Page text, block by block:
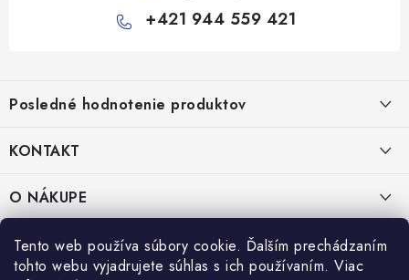
Tento web používa súbory cookie. Ďalším prechádzaním
tohto webu vyjadrujete súhlas s ich používaním. Viac
+421 944 559 421
p
ä
e
Posledné hodnotenie produktov
KONTAKT
VEJU s.r.o.
Janka Kráľa 1059/82
Nitra 94901
IČO: 54577161
IČ DPH: SK2121721426
O NÁKUPE
Kontakty
PRÁVNE INFORMÁCIE